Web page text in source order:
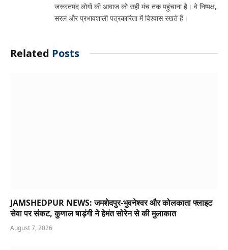
जरूरतमंद लोगों की आवाज को सही मंच तक पहुंचाना है। वे निष्पक्ष,
सरल और प्रभावशाली पत्रकारिता में विश्वास रखते हैं।
Related Posts
JAMSHEDPUR NEWS: जमशेदपुर-भुवनेश्वर और कोलकाता फ्लाइट
सेवा पर संकट, कुणाल षाड़ंगी ने हेमंत सोरेन से की मुलाकात
August 7, 2026